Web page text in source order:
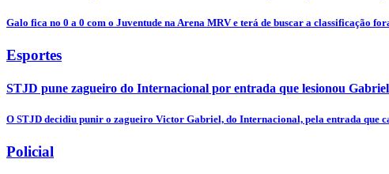
Galo fica no 0 a 0 com o Juventude na Arena MRV e terá de buscar a classificação
Esportes
STJD pune zagueiro do Internacional por entrada que lesionou
O STJD decidiu punir o zagueiro Victor Gabriel, do Internacional, pela entrada que
Policial